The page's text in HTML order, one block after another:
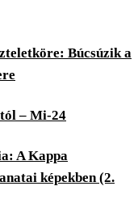
Búcsúzik a
– Mi-24
A Kappa
képekben (2.